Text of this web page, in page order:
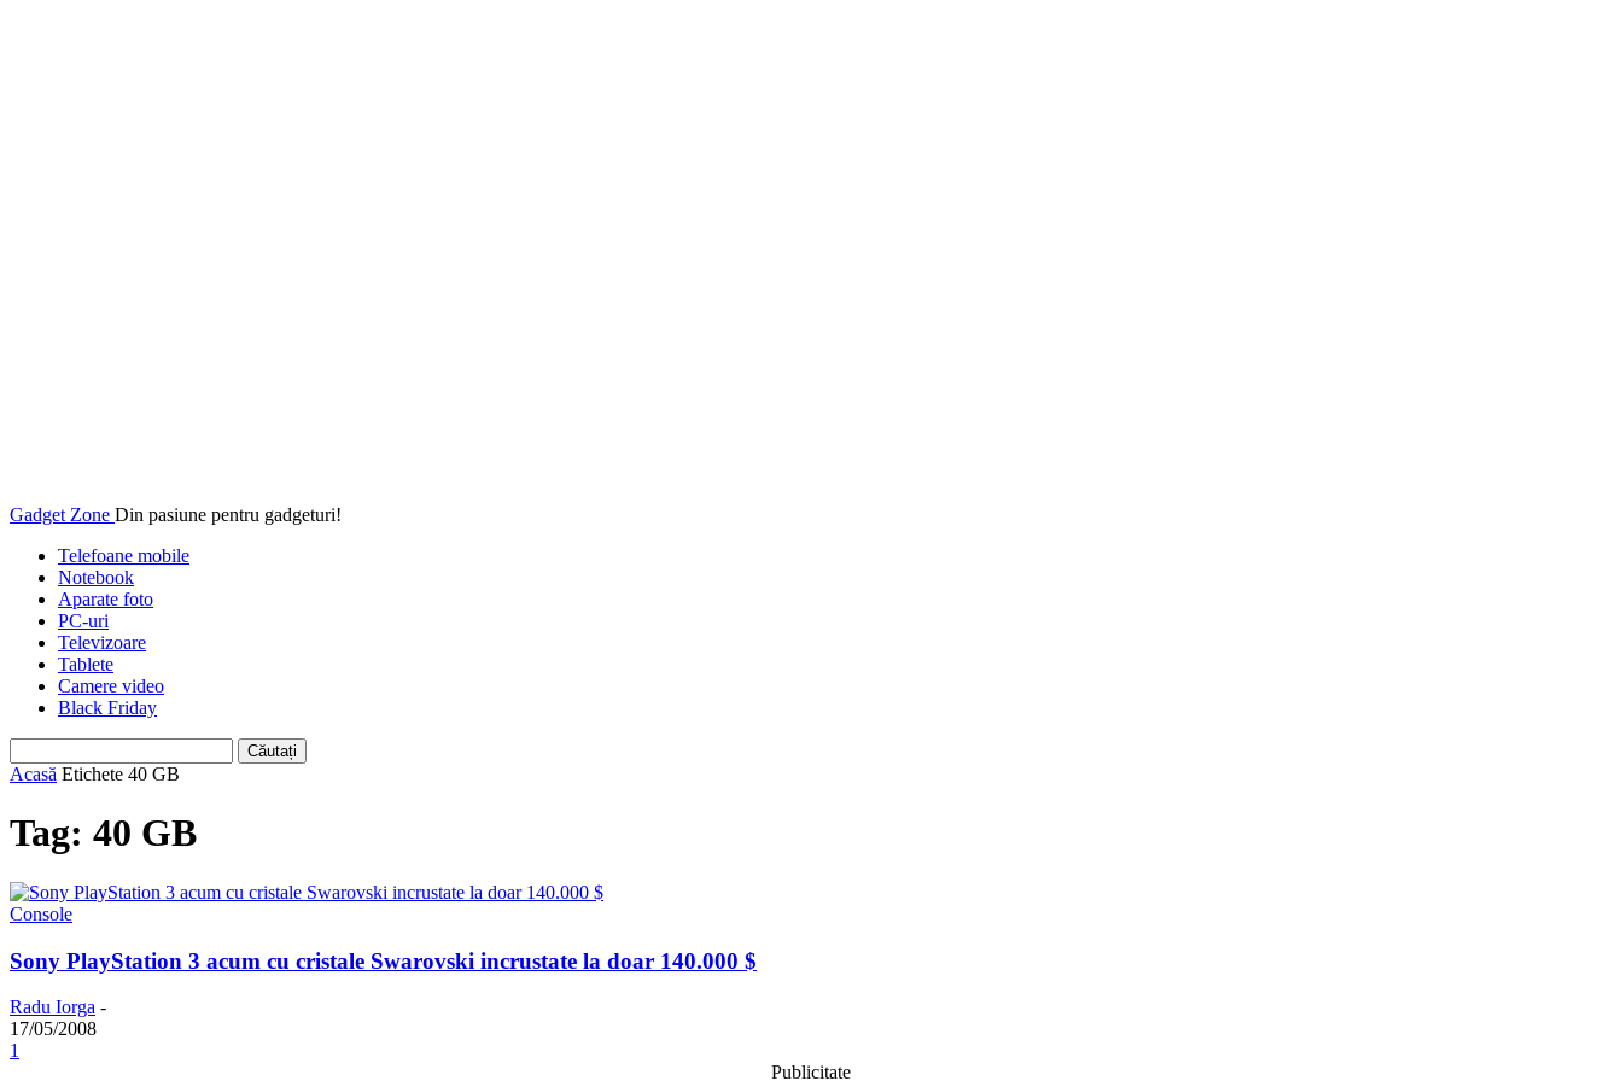
Gadget Zone Din pasiune pentru gadgeturi!
Telefoane mobile
Notebook
Aparate foto
PC-uri
Televizoare
Tablete
Camere video
Black Friday
Acasă Etichete 40 GB
Tag: 40 GB
Console
Sony PlayStation 3 acum cu cristale Swarovski incrustate la doar 140.000 $
Radu Iorga -
17/05/2008
1
Publicitate